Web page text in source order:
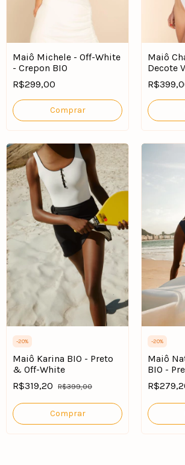
Maiô Michele - Off-White
- Crepon BIO
R$299,00
Comprar
Maiô
Decote
-20%
Maiô Karina BIO - Preto
& Off-White
R$319,20
R$399,00
Comprar
-20%
Maiô
BIO -